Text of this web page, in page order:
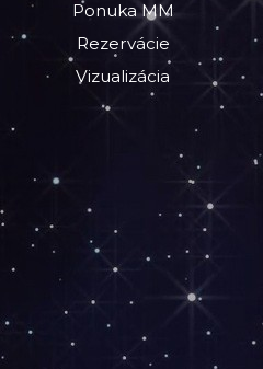
Ponuka MM
Rezervácie
Vizualizácia